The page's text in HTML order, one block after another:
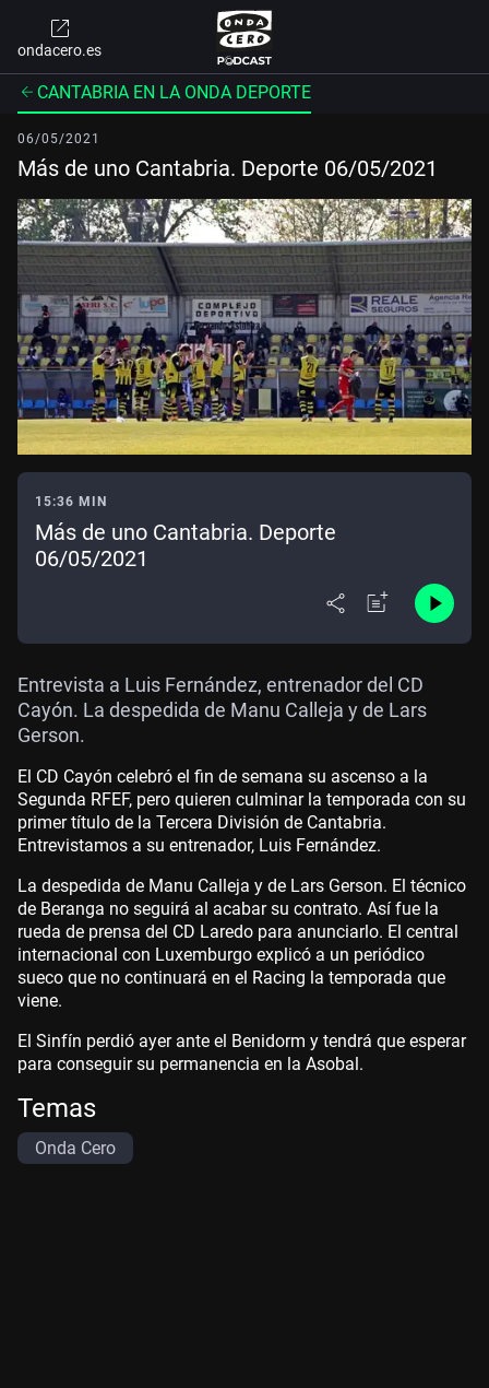
ondacero.es
CANTABRIA EN LA ONDA DEPORTE
06/05/2021
Más de uno Cantabria. Deporte 06/05/2021
15:36 MIN
Más de uno Cantabria. Deporte
06/05/2021
Entrevista a Luis Fernández, entrenador del CD
Cayón. La despedida de Manu Calleja y de Lars
Gerson.
El CD Cayón celebró el fin de semana su ascenso a la
Segunda RFEF, pero quieren culminar la temporada con su
primer título de la Tercera División de Cantabria.
Entrevistamos a su entrenador, Luis Fernández.
La despedida de Manu Calleja y de Lars Gerson. El técnico
de Beranga no seguirá al acabar su contrato. Así fue la
rueda de prensa del CD Laredo para anunciarlo. El central
internacional con Luxemburgo explicó a un periódico
sueco que no continuará en el Racing la temporada que
viene.
El Sinfín perdió ayer ante el Benidorm y tendrá que esperar
para conseguir su permanencia en la Asobal.
Temas
Onda Cero